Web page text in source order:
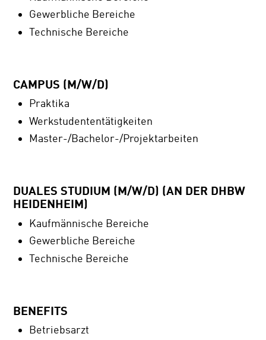
Gewerbliche Bereiche
Technische Bereiche
CAMPUS (M/W/D)
Praktika
Werkstudententätigkeiten
Master-/Bachelor-/Projektarbeiten
DUALES STUDIUM (M/W/D) (AN DER DHBW
HEIDENHEIM)
Kaufmännische Bereiche
Gewerbliche Bereiche
Technische Bereiche
BENEFITS
Betriebsarzt